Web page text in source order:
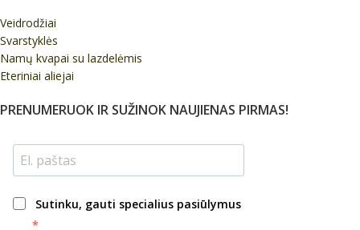
Veidrodžiai
Svarstyklės
Namų kvapai su lazdelėmis
Eteriniai aliejai
PRENUMERUOK IR SUŽINOK NAUJIENAS PIRMAS!
Sutinku, gauti specialius pasiūlymus